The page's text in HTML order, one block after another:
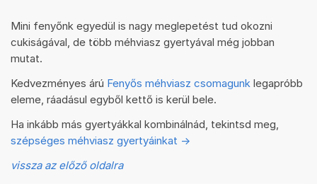
Mini fenyőnk egyedül is nagy meglepetést tud okozni
cukiságával, de több méhviasz gyertyával még jobban
mutat.
Kedvezményes árú Fenyős méhviasz csomagunk legapróbb
eleme, ráadásul egyből kettő is kerül bele.
Ha inkább más gyertyákkal kombinálnád, tekintsd meg,
szépséges méhviasz gyertyáinkat ->
vissza az előző oldalra